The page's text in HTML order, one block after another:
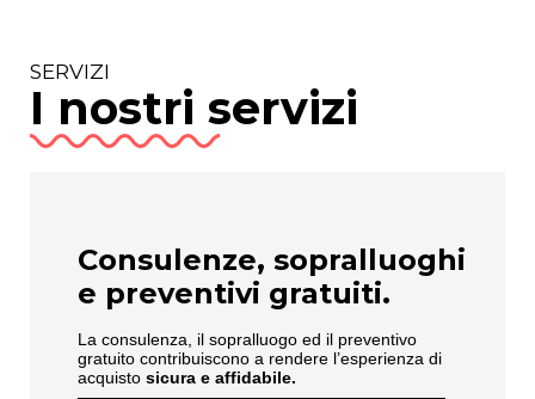
SERVIZI
I nostri servizi
Consulenze, sopralluoghi
e preventivi gratuiti.
La consulenza, il sopralluogo ed il preventivo
gratuito contribuiscono a rendere l’esperienza di
acquisto sicura e affidabile.